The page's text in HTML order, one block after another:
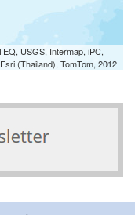
USGS, Intermap, iPC,
(Thailand), TomTom, 2012